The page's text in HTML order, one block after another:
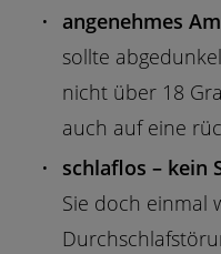
angenehmes
sollte
nicht über 18
auch auf eine
schlaflos – kein
Sie doch einmal